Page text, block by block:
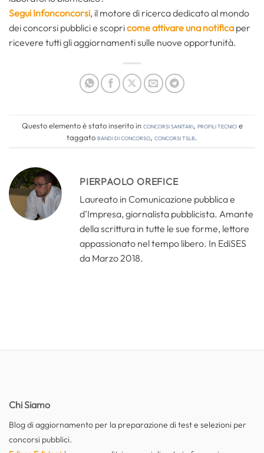
Segui Infonconcorsi, il motore di ricerca dedicato al mondo
dei concorsi pubblici e scopricome attivare una notifica per
ricevere tutti gli aggiornamenti sulle nuove opportunità.
Questo elemento è stato inserito inConcorsi Sanitari, Profili tecnicie
taggatobandi di concorso, concorsi tslb.
PIERPAOLO OREFICE
Laureato in Comunicazione pubblica e
d’Impresa, giornalista pubblicista. Amante
della scrittura in tutte le sue forme, lettore
appassionato nel tempo libero. In EdiSES
da Marzo 2018.
Chi Siamo
Blog di aggiornamento per la preparazione di test e selezioni per
concorsi pubblici.